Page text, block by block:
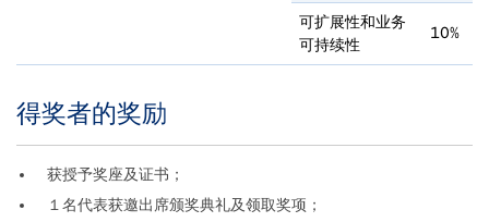
可扩展性和业务
可持续性
10%
Title
得奖者的奖励
Body获授予奖座及证书；
１名代表获邀出席颁奖典礼及领取奖项；